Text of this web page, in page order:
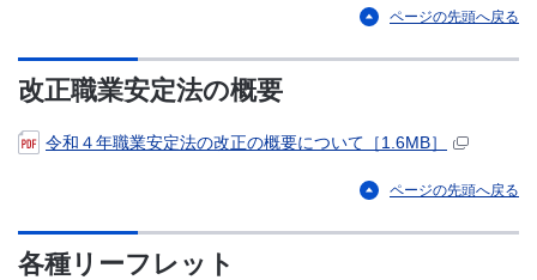
ページの先頭へ戻る
改正職業安定法の概要
令和４年職業安定法の改正の概要について［1.6MB］
ページの先頭へ戻る
各種リーフレット